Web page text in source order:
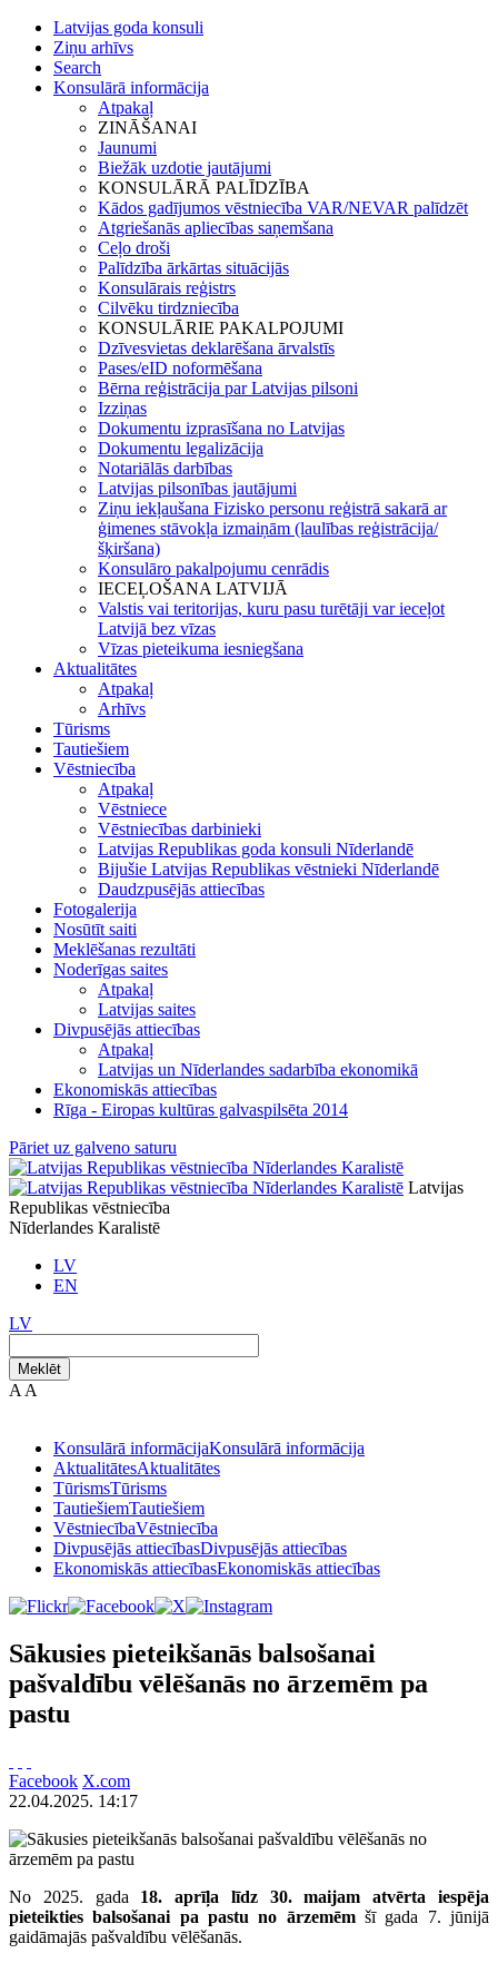
Latvijas goda konsuli
Ziņu arhīvs
Search
Konsulārā informācija
Atpakaļ
ZINĀŠANAI
Jaunumi
Biežāk uzdotie jautājumi
KONSULĀRĀ PALĪDZĪBA
Kādos gadījumos vēstniecība VAR/NEVAR palīdzēt
Atgriešanās apliecības saņemšana
Ceļo droši
Palīdzība ārkārtas situācijās
Konsulārais reģistrs
Cilvēku tirdzniecība
KONSULĀRIE PAKALPOJUMI
Dzīvesvietas deklarēšana ārvalstīs
Pases/eID noformēšana
Bērna reģistrācija par Latvijas pilsoni
Izziņas
Dokumentu izprasīšana no Latvijas
Dokumentu legalizācija
Notariālās darbības
Latvijas pilsonības jautājumi
Ziņu iekļaušana Fizisko personu reģistrā sakarā ar
ģimenes stāvokļa izmaiņām (laulības reģistrācija/
šķiršana)
Konsulāro pakalpojumu cenrādis
IECEĻOŠANA LATVIJĀ
Valstis vai teritorijas, kuru pasu turētāji var ieceļot
Latvijā bez vīzas
Vīzas pieteikuma iesniegšana
Aktualitātes
Atpakaļ
Arhīvs
Tūrisms
Tautiešiem
Vēstniecība
Atpakaļ
Vēstniece
Vēstniecības darbinieki
Latvijas Republikas goda konsuli Nīderlandē
Bijušie Latvijas Republikas vēstnieki Nīderlandē
Daudzpusējās attiecības
Fotogalerija
Nosūtīt saiti
Meklēšanas rezultāti
Noderīgas saites
Atpakaļ
Latvijas saites
Divpusējās attiecības
Atpakaļ
Latvijas un Nīderlandes sadarbība ekonomikā
Ekonomiskās attiecības
Rīga - Eiropas kultūras galvaspilsēta 2014
Pāriet uz galveno saturu
Latvijas
Republikas vēstniecība
Nīderlandes Karalistē
LV
EN
LV
Meklēt
A A
Konsulārā informācijaKonsulārā informācija
AktualitātesAktualitātes
TūrismsTūrisms
TautiešiemTautiešiem
VēstniecībaVēstniecība
Divpusējās attiecībasDivpusējās attiecības
Ekonomiskās attiecībasEkonomiskās attiecības
Sākusies pieteikšanās balsošanai
pašvaldību vēlēšanās no ārzemēm pa
pastu
Facebook X.com
22.04.2025. 14:17
No 2025. gada 18. aprīļa līdz 30. maijam atvērta iespēja
pieteikties balsošanai pa pastu no ārzemēmšī gada 7. jūnijā
gaidāmajās pašvaldību vēlēšanās.